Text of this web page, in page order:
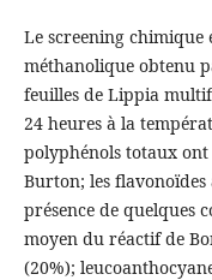
Le screening chimique
méthanolique obtenu
feuilles de Lippia
24 heures à la
polyphénols totaux ont
Burton; les flavonoïdes
présence de quelques
moyen du réactif de
(20%);